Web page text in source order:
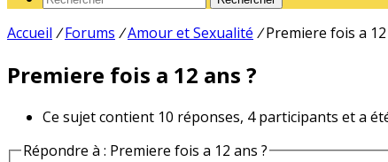
Accueil / Forums /Amour et Sexualité / Premiere fois a 12
Premiere fois a 12 ans ?
Ce sujet contient 10 réponses, 4 participants et a
Répondre à : Premiere fois a 12 ans ?